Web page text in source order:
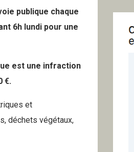
publique chaque
6h lundi pour une
est une infraction
€.
et
déchets végétaux,